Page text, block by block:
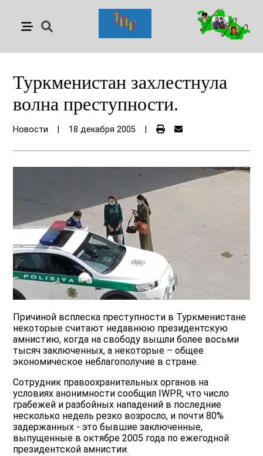
Туркменистан захлестнула
волна преступности.
Новости 18 декабря 2005
Причиной всплеска преступности в Туркменистане
некоторые считают недавнюю президентскую
амнистию, когда на свободу вышли более восьми
тысяч заключенных, а некоторые – общее
экономическое неблагополучие в стране.
Сотрудник правоохранительных органов на
условиях анонимности сообщил IWPR, что число
грабежей и разбойных нападений в последние
несколько недель резко возросло, и почти 80%
задержанных - это бывшие заключенные,
выпущенные в октябре 2005 года по ежегодной
президентской амнистии.